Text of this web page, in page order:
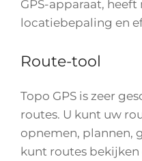
GPS-apparaat,
locatiebepaling en
Route-tool
Topo GPS is zeer
routes. U kunt uw
opnemen, plannen,
kunt routes